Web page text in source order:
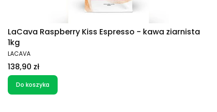
LaCava Raspberry Kiss Espresso - kawa ziarnista
1kg
PRODUCENT
LACAVA
Cena
138,90 zł
Do koszyka